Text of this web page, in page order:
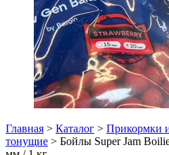
Главная > Каталог > Прикормки
тонущие > Бойлы Super Jam